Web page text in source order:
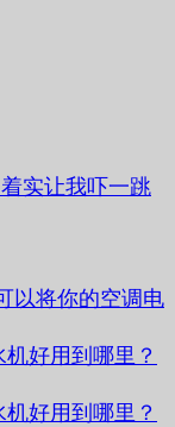
实让我吓一跳
以将你的空调电
好用到哪里？
好用到哪里？